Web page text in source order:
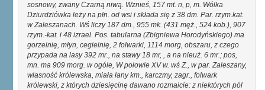
sosnowy, zwany Czarną niwą. Wznieś, 157 mt. n, p, m. Wólka
Dziurdziówka leży na płn. od wsi i składa się z 38 dm. Par. rzym.kat.
w Zaleszanach. Wś liczy 187 dm., 955 mk. (431 męż., 524 kob.), 907
rzym.-kat. i 48 izrael. Pos. tabularna (Zbigniewa Horodyńskiego) ma
gorzelnię, młyn, cegielnię, 2 folwarki, 1114 morg, obszaru, z czego
przypada na lasy 392 mr., na stawy 18 mr, , a na nieuż. 6 mr.; pos,
mn. ma 909 morg. w ogóle, W połowie XV w. wś Z., w par. Zaleszany,
własność królewska, miała łany km., karczmy, zagr., folwark
królewski, z których dziesięcinę dawano rozmaicie: z niektórych pól